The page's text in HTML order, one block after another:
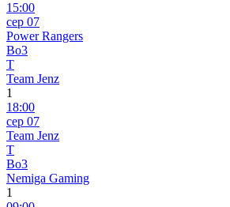
15:00
сер 07
Power Rangers
Bo3
T
Team Jenz
1
18:00
сер 07
Team Jenz
T
Bo3
Nemiga Gaming
1